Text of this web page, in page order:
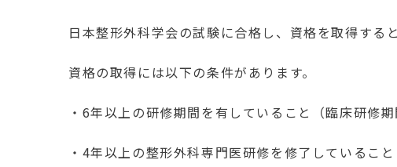
日本整形外科学会の試験に合格し、資格を取得する
資格の取得には以下の条件があります。
・6年以上の研修期間を有していること（臨床研修期
・4年以上の整形外科専門医研修を修了しているこ